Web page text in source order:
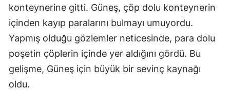
konteynerine gitti. Güneş, çöp dolu konteynerin
içinden kayıp paralarını bulmayı umuyordu.
Yapmış olduğu gözlemler neticesinde, para dolu
poşetin çöplerin içinde yer aldığını gördü. Bu
gelişme, Güneş için büyük bir sevinç kaynağı
oldu.